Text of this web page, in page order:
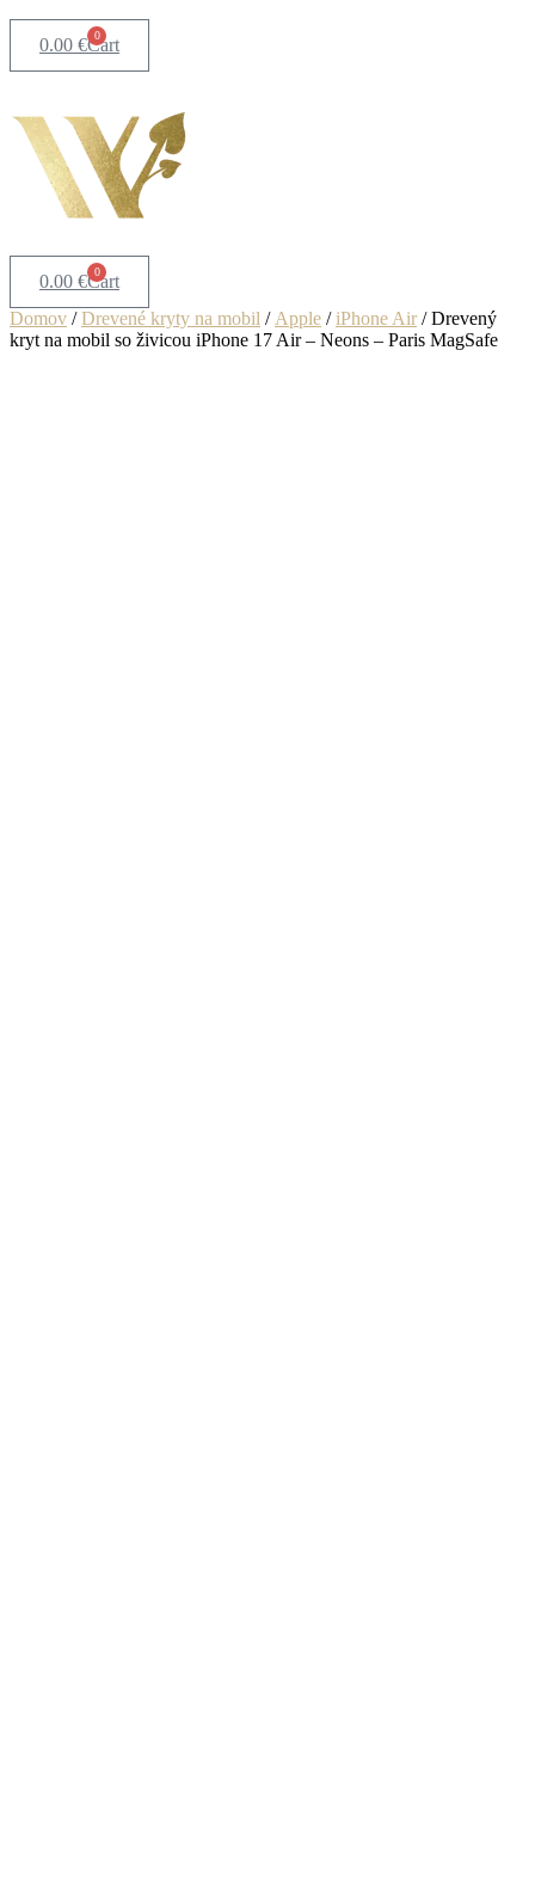
0.00 € 0
Cart
0.00 € 0
Cart
Domov /Drevené kryty na mobil / Apple / iPhone Air / Drevený
kryt na mobil so živicou iPhone 17 Air – Neons – Paris MagSafe